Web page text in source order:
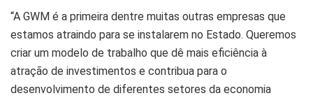
“A GWM é a primeira dentre muitas outras empresas que
estamos atraindo para se instalarem no Estado. Queremos
criar um modelo de trabalho que dê mais eficiência à
atração de investimentos e contribua para o
desenvolvimento de diferentes setores da economia